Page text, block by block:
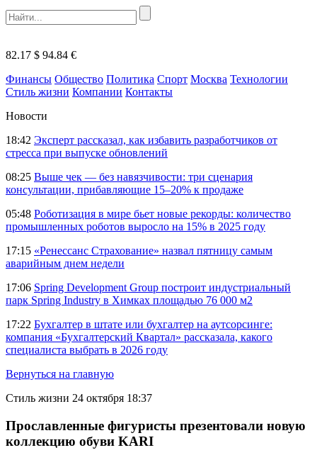
82.17 $ 94.84 €
Финансы Общество Политика Спорт Москва Технологии
Стиль жизни Компании Контакты
Новости
18:42 Эксперт рассказал, как избавить разработчиков от
стресса при выпуске обновлений
08:25 Выше чек — без навязчивости: три сценария
консультации, прибавляющие 15–20% к продаже
05:48 Роботизация в мире бьет новые рекорды: количество
промышленных роботов выросло на 15% в 2025 году
17:15 «Ренессанс Страхование» назвал пятницу самым
аварийным днем недели
17:06 Spring Development Group построит индустриальный
парк Spring Industry в Химках площадью 76 000 м2
17:22 Бухгалтер в штате или бухгалтер на аутсорсинге:
компания «Бухгалтерский Квартал» рассказала, какого
специалиста выбрать в 2026 году
Вернуться на главную
Стиль жизни 24 октября 18:37
Прославленные фигуристы презентовали новую
коллекцию обуви KARI